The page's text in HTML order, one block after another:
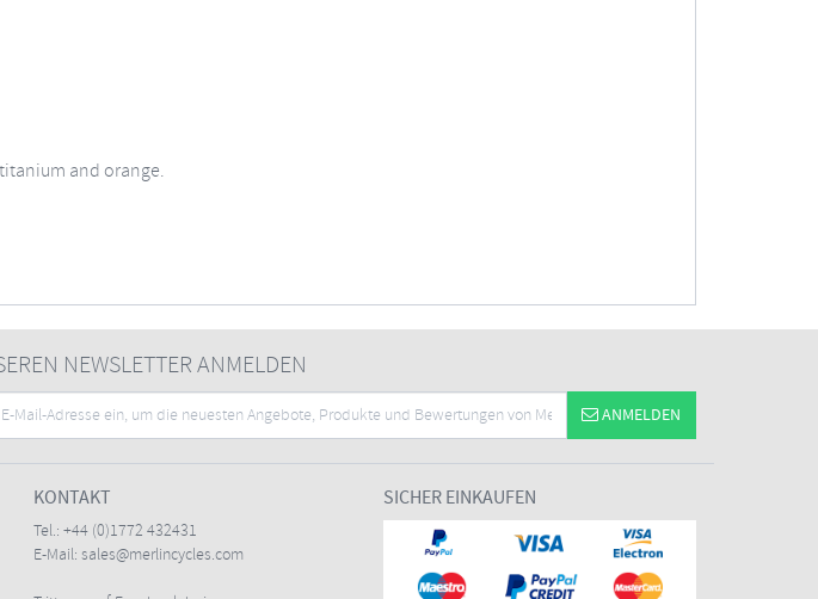
and orange.
NEWSLETTER ANMELDEN
ANMELDEN
KONTAKT
Tel.: +44 (0)1772 432431
E-Mail: sales@merlincycles.com
SICHER EINKAUFEN